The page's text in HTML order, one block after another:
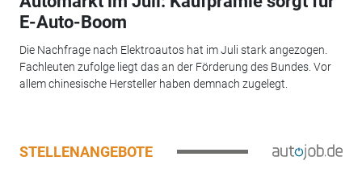
E-Auto-Boom
Die Nachfrage nach Elektroautos hat im Juli stark angezogen.
Fachleuten zufolge liegt das an der Förderung des Bundes. Vor
allem chinesische Hersteller haben demnach zugelegt.
STELLENANGEBOTE